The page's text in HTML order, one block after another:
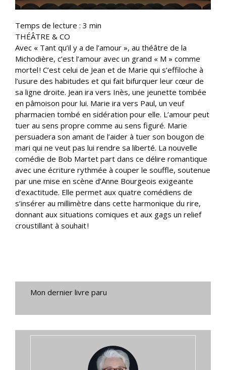
Temps de lecture : 3 min
THÉÂTRE & CO
Avec « Tant qu’il y a de l’amour », au théâtre de la
Michodière, c’est l’amour avec un grand « M » comme
mortel ! C’est celui de Jean et de Marie qui s’effiloche à
l’usure des habitudes et qui fait bifurquer leur cœur de
sa ligne droite. Jean ira vers Inès, une jeunette tombée
en pâmoison pour lui. Marie ira vers Paul, un veuf
pharmacien tombé en sidération pour elle. L’amour peut
tuer au sens propre comme au sens figuré. Marie
persuadera son amant de l’aider à tuer son bougon de
mari qui ne veut pas lui rendre sa liberté. La nouvelle
comédie de Bob Martet part dans ce délire romantique
avec une écriture rythmée à couper le souffle, soutenue
par une mise en scène d’Anne Bourgeois exigeante
d’exactitude. Elle permet aux quatre comédiens de
s’insérer au millimètre dans cette harmonique du rire,
donnant aux situations comiques et aux gags un relief
croustillant à souhait !
Mon dernier livre paru